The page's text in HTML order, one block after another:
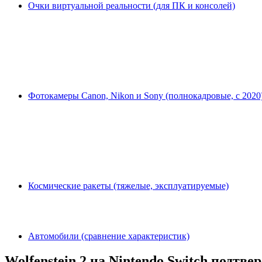
Очки виртуальной реальности (для ПК и консолей)
Фотокамеры Canon, Nikon и Sony (полнокадровые, с
Космические ракеты (тяжелые, эксплуатируемые)
Автомобили (сравнение характеристик)